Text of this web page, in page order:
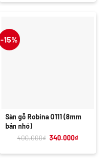
380.000₫.là:
-15%
Sàn gỗ Robina O111 (8mm
bản nhỏ)
400.000₫ Giá
400.000₫.
340.000₫Giá
là: